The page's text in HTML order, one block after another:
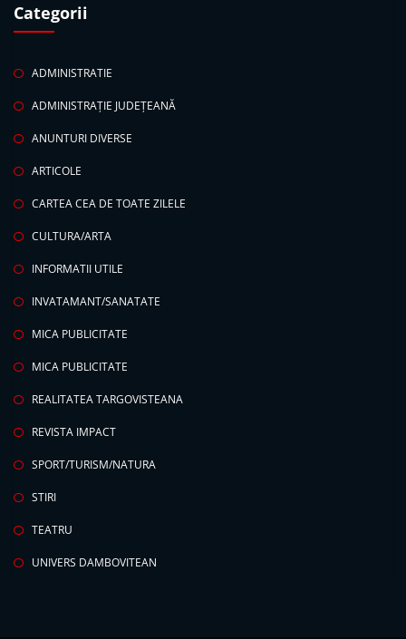
Categorii
ADMINISTRATIE
ADMINISTRAȚIE JUDEȚEANĂ
ANUNTURI DIVERSE
ARTICOLE
CARTEA CEA DE TOATE ZILELE
CULTURA/ARTA
INFORMATII UTILE
INVATAMANT/SANATATE
MICA PUBLICITATE
MICA PUBLICITATE
REALITATEA TARGOVISTEANA
REVISTA IMPACT
SPORT/TURISM/NATURA
STIRI
TEATRU
UNIVERS DAMBOVITEAN